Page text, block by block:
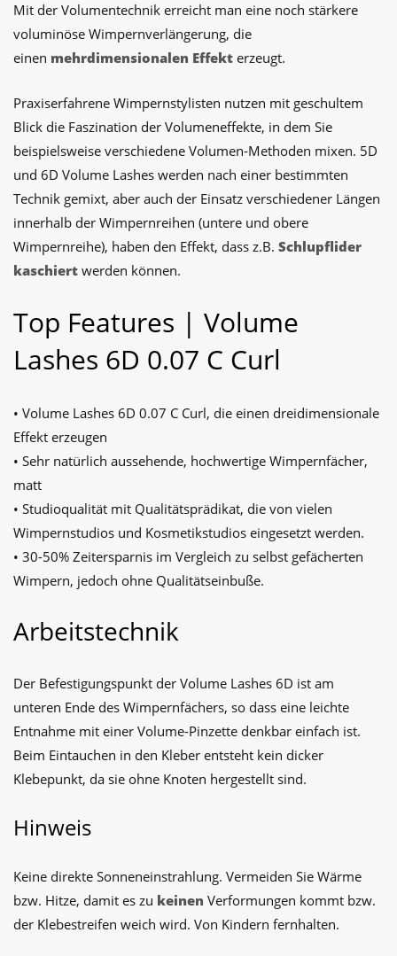
Mit der Volumentechnik erreicht man eine noch stärkere
voluminöse Wimpernverlängerung, die
einen mehrdimensionalen Effekt erzeugt.
Praxiserfahrene Wimpernstylisten nutzen mit geschultem
Blick die Faszination der Volumeneffekte, in dem Sie
beispielsweise verschiedene Volumen-Methoden mixen. 5D
und 6D Volume Lashes werden nach einer bestimmten
Technik gemixt, aber auch der Einsatz verschiedener Längen
innerhalb der Wimpernreihen (untere und obere
Wimpernreihe), haben den Effekt, dass z.B. Schlupflider
kaschiert werden können.
Top Features | Volume
Lashes 6D 0.07 C Curl
• Volume Lashes 6D 0.07 C Curl, die einen dreidimensionale
Effekt erzeugen
• Sehr natürlich aussehende, hochwertige Wimpernfächer,
matt
• Studioqualität mit Qualitätsprädikat, die von vielen
Wimpernstudios und Kosmetikstudios eingesetzt werden.
• 30-50% Zeitersparnis im Vergleich zu selbst gefächerten
Wimpern, jedoch ohne Qualitätseinbuße.
Arbeitstechnik
Der Befestigungspunkt der Volume Lashes 6D ist am
unteren Ende des Wimpernfächers, so dass eine leichte
Entnahme mit einer Volume-Pinzette denkbar einfach ist.
Beim Eintauchen in den Kleber entsteht kein dicker
Klebepunkt, da sie ohne Knoten hergestellt sind.
Hinweis
Keine direkte Sonneneinstrahlung. Vermeiden Sie Wärme
bzw. Hitze, damit es zu keinen Verformungen kommt bzw.
der Klebestreifen weich wird. Von Kindern fernhalten.